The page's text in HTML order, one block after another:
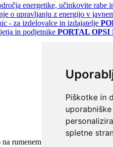
Piškotke in
spletne
energetike, učinkovite
o upravljanju z energijo v
- za izdelovalce in izdajatelje
in podjetnike PORTAL OPSI
na rumenem